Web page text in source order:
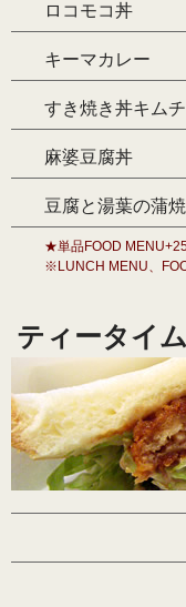
ロコモコ丼
キーマカレー
すき焼き丼キムチ
麻婆豆腐丼
豆腐と湯葉の蒲
★単品FOOD
※LUNCH MENU、
ティータイ